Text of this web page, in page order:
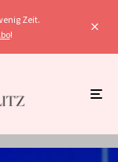
Zeit.
!